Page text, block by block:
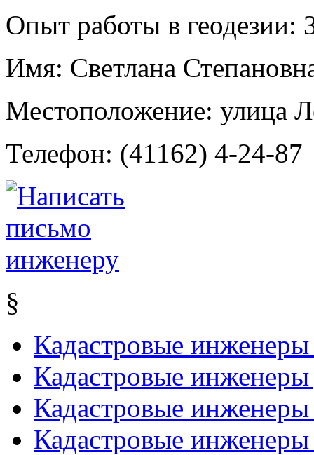
Опыт работы в геодезии:
Имя: Светлана
Местоположение: улица
Телефон: (41162) 4-24-87
§
Кадастровые
Кадастровые инженеры
Кадастровые
Кадастровые